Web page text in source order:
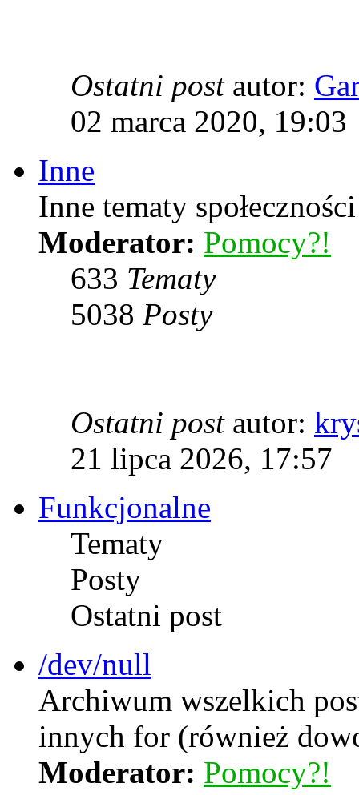
Ostatni postautor:
02 marca 2020, 19:03
Inne
Inne tematy
Moderator: Pomocy?!
633 Tematy
5038 Posty
Ostatni postautor:
21 lipca 2026, 17:57
Funkcjonalne
Tematy
Posty
Ostatni post
/dev/null
Archiwum wszelkich
innych for (również
Moderator: Pomocy?!